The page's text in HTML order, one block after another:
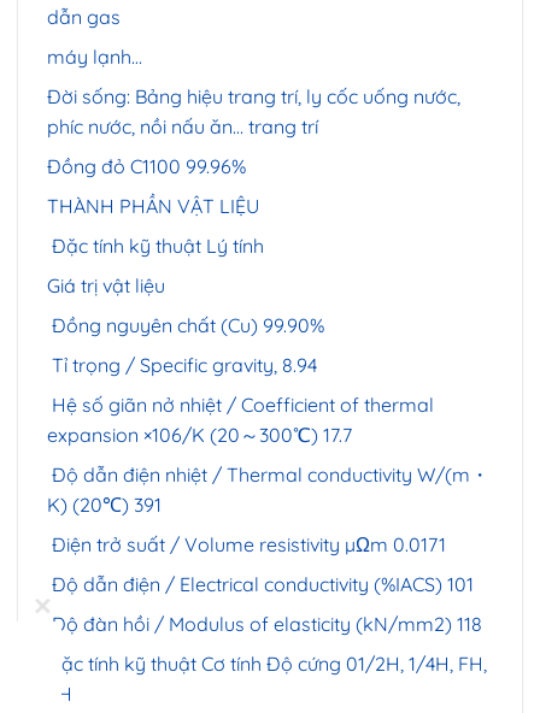
dẫn gas
máy lạnh…
Đời sống: Bảng hiệu trang trí, ly cốc uống nước,
phíc nước, nồi nấu ăn… trang trí
Đồng đỏ C1100 99.96%
THÀNH PHẦN VẬT LIỆU
Đặc tính kỹ thuật Lý tính
Giá trị vật liệu
Đồng nguyên chất (Cu) 99.90%
Tỉ trọng / Specific gravity, 8.94
Hệ số giãn nở nhiệt / Coefficient of thermal
expansion ×106/K (20～300℃) 17.7
Độ dẫn điện nhiệt / Thermal conductivity W/(m・
K) (20℃) 391
Điện trở suất / Volume resistivity µΩm 0.0171
Độ dẫn điện / Electrical conductivity (%IACS) 101
Độ đàn hồi / Modulus of elasticity (kN/mm2) 118
Đặc tính kỹ thuật Cơ tính Độ cứng 01/2H, 1/4H, FH,
EH